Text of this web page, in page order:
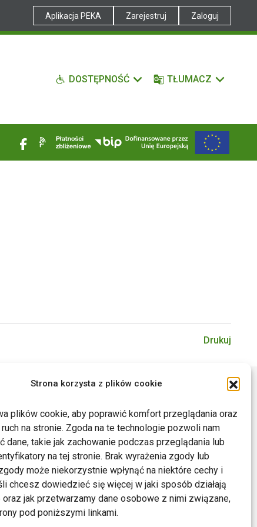
Strona korzysta z plików cookie
plików cookie, aby poprawić komfort przeglądania oraz
na stronie. Zgoda na te technologie pozwoli nam
dane, takie jak zachowanie podczas przeglądania lub
na tej stronie. Brak wyrażenia zgody lub
może niekorzystnie wpłynąć na niektóre cechy i
chcesz dowiedzieć się więcej w jaki sposób działają
jak przetwarzamy dane osobowe z nimi związane,
pod poniższymi linkami.
Aplikacja PEKA Zarejestruj Zaloguj
DOSTĘPNOŚĆ TŁUMACZ
Drukuj